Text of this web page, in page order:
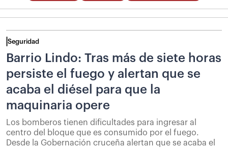
Seguridad
Barrio Lindo: Tras más de siete horas
persiste el fuego y alertan que se
acaba el diésel para que la
maquinaria opere
Los bomberos tienen dificultades para ingresar al
centro del bloque que es consumido por el fuego.
Desde la Gobernación cruceña alertan que se acaba el